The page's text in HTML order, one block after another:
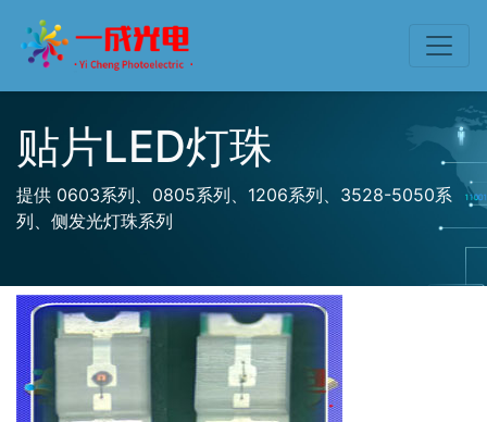
贴片LED灯珠
提供 0603系列、0805系列、1206系列、3528-5050系
列、侧发光灯珠系列